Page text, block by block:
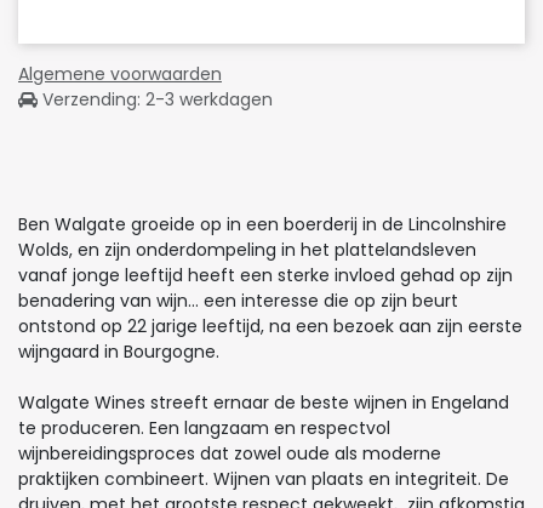
Algemene voorwaarden
Verzending: 2-3 werkdagen
Ben Walgate groeide op in een boerderij in de Lincolnshire
Wolds, en zijn onderdompeling in het plattelandsleven
vanaf jonge leeftijd heeft een sterke invloed gehad op zijn
benadering van wijn... een interesse die op zijn beurt
ontstond op 22 jarige leeftijd, na een bezoek aan zijn eerste
wijngaard in Bourgogne.
Walgate Wines streeft ernaar de beste wijnen in Engeland
te produceren. Een langzaam en respectvol
wijnbereidingsproces dat zowel oude als moderne
praktijken combineert. Wijnen van plaats en integriteit. De